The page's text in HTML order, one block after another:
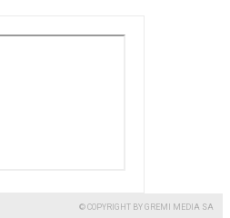
© COPYRIGHT BY GREMI MEDIA SA